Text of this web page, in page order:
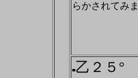
らかされてみ
■乙２５